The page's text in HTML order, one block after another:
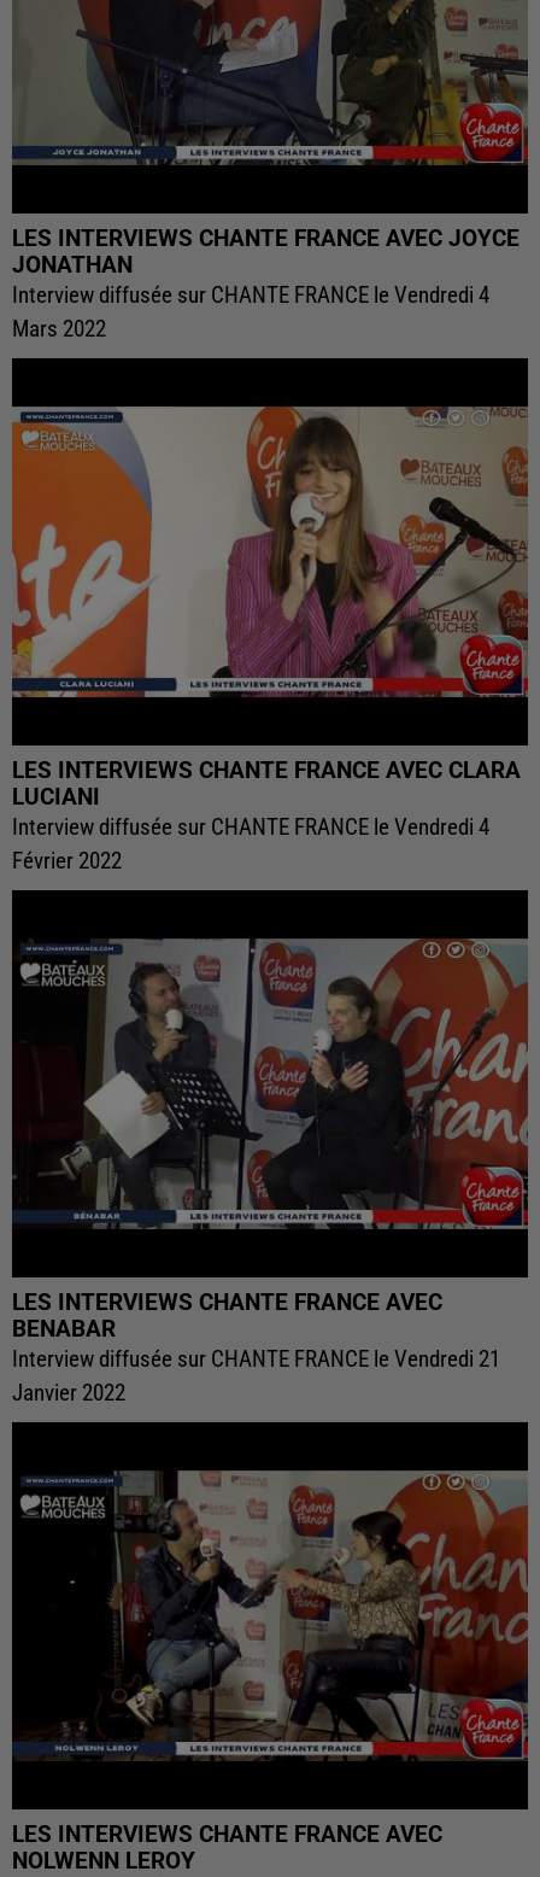
LES INTERVIEWS CHANTE FRANCE AVEC JOYCE
JONATHAN
Interview diffusée sur CHANTE FRANCE le Vendredi 4
Mars 2022
LES INTERVIEWS CHANTE FRANCE AVEC CLARA
LUCIANI
Interview diffusée sur CHANTE FRANCE le Vendredi 4
Février 2022
LES INTERVIEWS CHANTE FRANCE AVEC
BENABAR
Interview diffusée sur CHANTE FRANCE le Vendredi 21
Janvier 2022
LES INTERVIEWS CHANTE FRANCE AVEC
NOLWENN LEROY